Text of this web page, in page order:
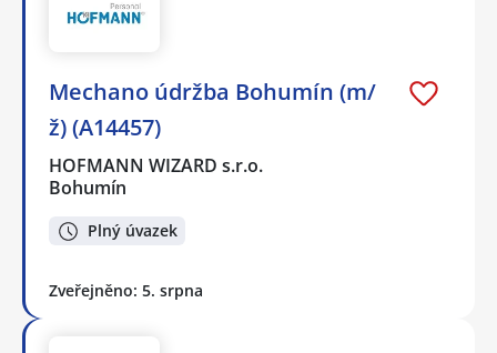
Mechano údržba Bohumín (m/
ž) (A14457)
HOFMANN WIZARD s.r.o.
Bohumín
Plný úvazek
Zveřejněno: 5. srpna